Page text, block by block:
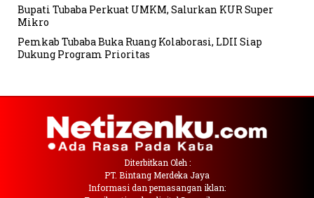
Bupati Tubaba Perkuat UMKM, Salurkan KUR Super
Mikro
Pemkab Tubaba Buka Ruang Kolaborasi, LDII Siap
Dukung Program Prioritas
Diterbitkan Oleh :
PT. Bintang Merdeka Jaya
Informasi dan pemasangan iklan: